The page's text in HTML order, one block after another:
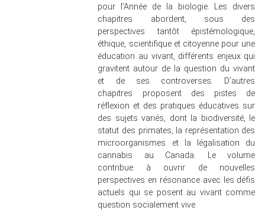
pour l’Année de la biologie. Les divers
chapitres abordent, sous des
perspectives tantôt épistémologique,
éthique, scientifique et citoyenne pour une
éducation au vivant, différents enjeux qui
gravitent autour de la question du vivant
et de ses controverses. D’autres
chapitres proposent des pistes de
réflexion et des pratiques éducatives sur
des sujets variés, dont la biodiversité, le
statut des primates, la représentation des
microorganismes et la légalisation du
cannabis au Canada. Le volume
contribue à ouvrir de nouvelles
perspectives en résonance avec les défis
actuels qui se posent au vivant comme
question socialement vive.